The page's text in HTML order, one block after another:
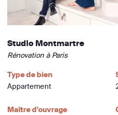
Studio Montmartre
Rénovation à Paris
Type de bien
Appartement
Maître d'ouvrage